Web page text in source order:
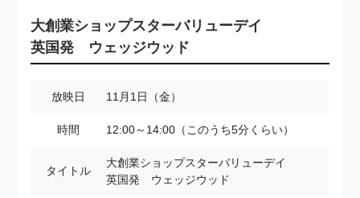
大創業ショップスターバリューデイ
英国発 ウェッジウッド
放映日 11月1日（金）
時間 12:00～14:00（このうち5分くらい）
タイトル
大創業ショップスターバリューデイ
英国発 ウェッジウッド